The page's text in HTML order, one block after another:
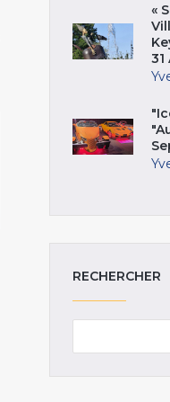
«
31
RECHERCHER